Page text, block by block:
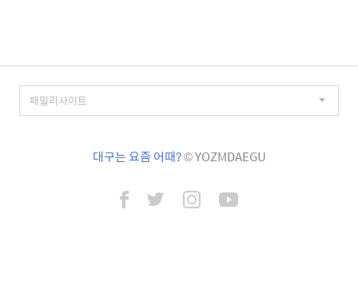
대구는 요즘 어때?© YOZMDAEGU